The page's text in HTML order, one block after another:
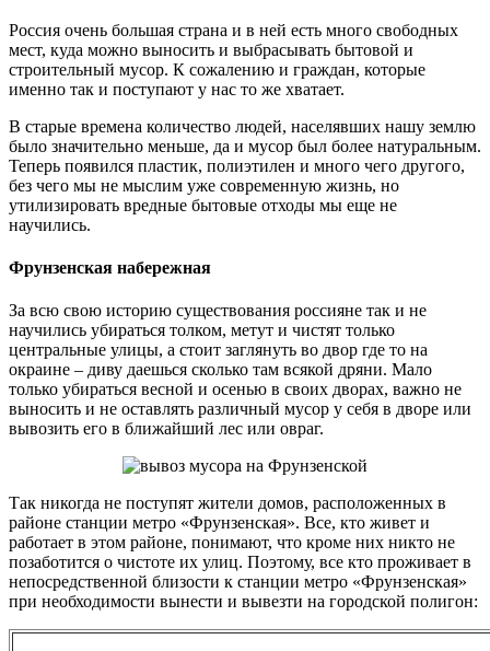
Россия очень большая страна и в ней есть много свободных
мест, куда можно выносить и выбрасывать бытовой и
строительный мусор. К сожалению и граждан, которые
именно так и поступают у нас то же хватает.
В старые времена количество людей, населявших нашу землю
было значительно меньше, да и мусор был более натуральным.
Теперь появился пластик, полиэтилен и много чего другого,
без чего мы не мыслим уже современную жизнь, но
утилизировать вредные бытовые отходы мы еще не
научились.
Фрунзенская набережная
За всю свою историю существования россияне так и не
научились убираться толком, метут и чистят только
центральные улицы, а стоит заглянуть во двор где то на
окраине – диву даешься сколько там всякой дряни. Мало
только убираться весной и осенью в своих дворах, важно не
выносить и не оставлять различный мусор у себя в дворе или
вывозить его в ближайший лес или овраг.
Так никогда не поступят жители домов, расположенных в
районе станции метро «Фрунзенская». Все, кто живет и
работает в этом районе, понимают, что кроме них никто не
позаботится о чистоте их улиц. Поэтому, все кто проживает в
непосредственной близости к станции метро «Фрунзенская»
при необходимости вынести и вывезти на городской полигон: